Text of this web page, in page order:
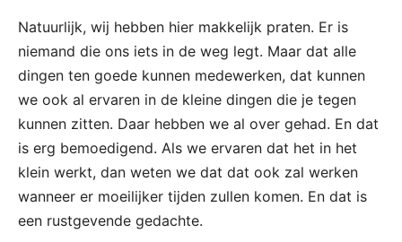
Natuurlijk, wij hebben hier makkelijk praten. Er is
niemand die ons iets in de weg legt. Maar dat alle
dingen ten goede kunnen medewerken, dat kunnen
we ook al ervaren in de kleine dingen die je tegen
kunnen zitten. Daar hebben we al over gehad. En dat
is erg bemoedigend. Als we ervaren dat het in het
klein werkt, dan weten we dat dat ook zal werken
wanneer er moeilijker tijden zullen komen. En dat is
een rustgevende gedachte.